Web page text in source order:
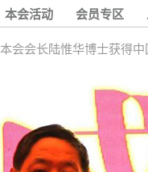
本会活动 会员专区
本会会长陆惟华博士获得